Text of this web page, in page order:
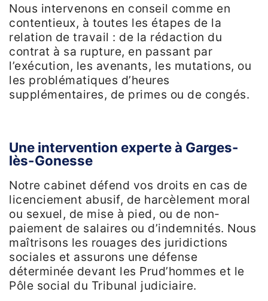
Nous intervenons en conseil comme en
contentieux, à toutes les étapes de la
relation de travail : de la rédaction du
contrat à sa rupture, en passant par
l’exécution, les avenants, les mutations, ou
les problématiques d’heures
supplémentaires, de primes ou de congés.
Une intervention experte à Garges-
lès-Gonesse
Notre cabinet défend vos droits en cas de
licenciement abusif, de harcèlement moral
ou sexuel, de mise à pied, ou de non-
paiement de salaires ou d’indemnités. Nous
maîtrisons les rouages des juridictions
sociales et assurons une défense
déterminée devant les Prud’hommes et le
Pôle social du Tribunal judiciaire.